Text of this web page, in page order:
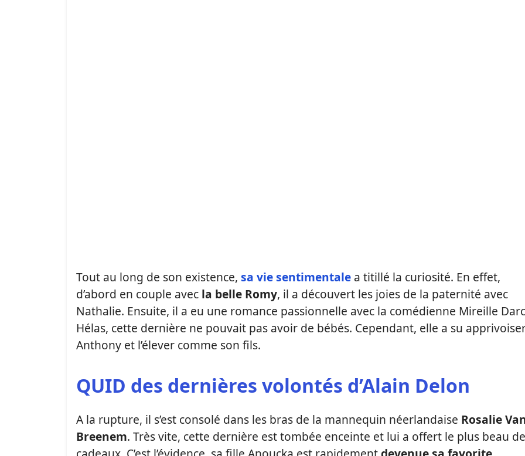
Tout au long de son existence, sa vie sentimentale a titillé la curiosité. En effet,
d’abord en couple avec la belle Romy, il a découvert les joies de la paternité avec
Nathalie. Ensuite, il a eu une romance passionnelle avec la comédienne Mireille
Hélas, cette dernière ne pouvait pas avoir de bébés. Cependant, elle a su
Anthony et l’élever comme son fils.
QUID des dernières volontés d’Alain Delon
A la rupture, il s’est consolé dans les bras de la mannequin néerlandaise Rosalie
Breenem. Très vite, cette dernière est tombée enceinte et lui a offert le plus beau